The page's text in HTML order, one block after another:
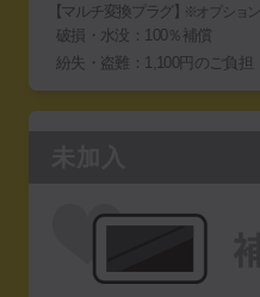
【マルチ変換プラグ】※オプション
破損・水没：100％補償
紛失・盗難：1,100円のご負担